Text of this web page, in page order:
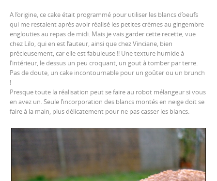
A l’origine, ce cake était programmé pour utiliser les blancs d’oeufs
qui me restaient après avoir réalisé les petites crèmes au gingembre
englouties au repas de midi. Mais je vais garder cette recette, vue
chez Lilo, qui en est l’auteur, ainsi que chezVinciane, bien
précieusement, car elle est fabuleuse !! Une texture humide à
l’intérieur, le dessus un peu croquant, un gout à tomber par terre.
Pas de doute, un cake incontournable pour un goûter ou un brunch
!
Presque toute la réalisation peut se faire au robot mélangeur si vous
en avez un. Seule l’incorporation des blancs montés en neige doit se
faire à la main, plus délicatement pour ne pas casser les blancs.